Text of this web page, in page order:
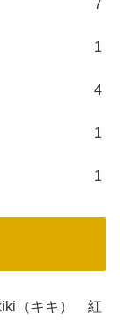
7
1
4
1
1
（キキ） 紅